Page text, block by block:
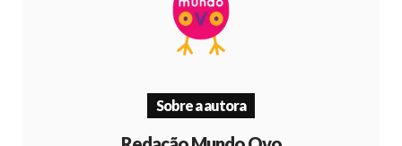
Sobre a autora